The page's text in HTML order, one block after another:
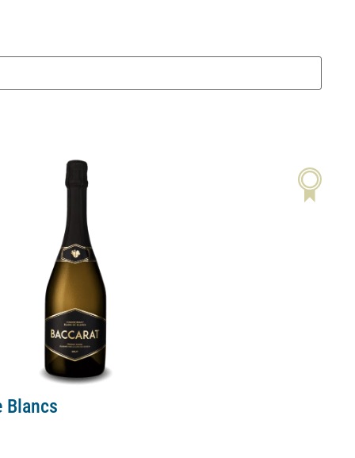
Blancs